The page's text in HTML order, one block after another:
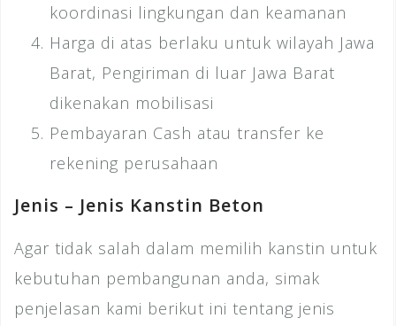
koordinasi lingkungan dan keamanan
Harga di atas berlaku untuk wilayah Jawa
Barat, Pengiriman di luar Jawa Barat
dikenakan mobilisasi
Pembayaran Cash atau transfer ke
rekening perusahaan
Jenis – Jenis Kanstin Beton
Agar tidak salah dalam memilih kanstin untuk
kebutuhan pembangunan anda, simak
penjelasan kami berikut ini tentang jenis